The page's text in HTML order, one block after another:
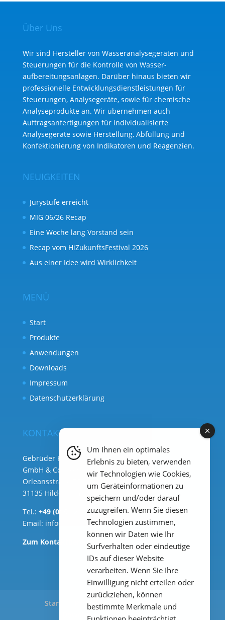
Über Uns
Wir sind Hersteller von Wasseranalysegeräten und
Steuerungen für die Kontrolle von Wasser­
aufbereitungs­anlagen. Darüber hinaus bieten wir
professionelle Entwicklungs­dienst­leistungen für
Steuerungen, Analysegeräte, sowie für chemische
Analyse­produkte an. Wir übernehmen auch
Auftragsanfertigungen für individualisierte
Analysegeräte sowie Herstellung, Abfüllung und
Konfektionierung von Indikatoren und Reagenzien.
NEUIGKEITEN
Jurystufe erreicht
MIG 06/26 Recap
Eine Woche lang Vorstand sein
Recap vom HiZukunftsFestival 2026
Aus einer Idee wird Wirklichkeit
MENÜ
Start
Produkte
Anwendungen
Downloads
Impressum
Datenschutzerklärung
KONTAKT
Gebrüder Heyl Analysentechnik
GmbH & Co. KG ( Hauptsitz )
Orleansstraße 75b
31135 Hildesheim
Tel.: +49 (0) 51 21 289 33 – 0
Email: info@heylanalysis.de
Zum Kontaktbereich
Start Produkte
Anwendungen
Downloads
Impressum
Um Ihnen ein optimales
Erlebnis zu bieten, verwenden
wir Technologien wie Cookies,
um Geräteinformationen zu
speichern und/oder darauf
zuzugreifen. Wenn Sie diesen
Technologien zustimmen,
können wir Daten wie Ihr
Surfverhalten oder eindeutige
IDs auf dieser Website
verarbeiten. Wenn Sie Ihre
Einwilligung nicht erteilen oder
zurückziehen, können
bestimmte Merkmale und